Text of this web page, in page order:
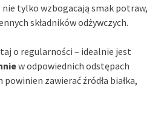
tylko wzbogacają smak potraw,
składników odżywczych.
o regularności – idealnie jest
w odpowiednich odstępach
powinien zawierać źródła białka,